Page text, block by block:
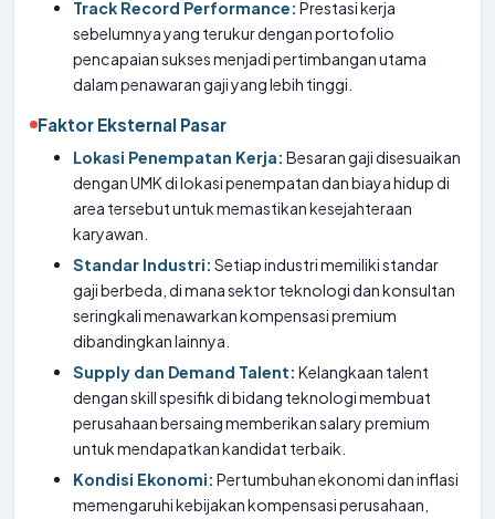
Track Record Performance: Prestasi kerja
sebelumnya yang terukur dengan portofolio
pencapaian sukses menjadi pertimbangan utama
dalam penawaran gaji yang lebih tinggi.
Faktor Eksternal Pasar
Lokasi Penempatan Kerja: Besaran gaji disesuaikan
dengan UMK di lokasi penempatan dan biaya hidup di
area tersebut untuk memastikan kesejahteraan
karyawan.
Standar Industri: Setiap industri memiliki standar
gaji berbeda, di mana sektor teknologi dan konsultan
seringkali menawarkan kompensasi premium
dibandingkan lainnya.
Supply dan Demand Talent: Kelangkaan talent
dengan skill spesifik di bidang teknologi membuat
perusahaan bersaing memberikan salary premium
untuk mendapatkan kandidat terbaik.
Kondisi Ekonomi: Pertumbuhan ekonomi dan inflasi
memengaruhi kebijakan kompensasi perusahaan,